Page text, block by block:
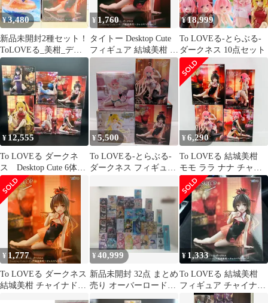
¥3,480
新品未開封2種セット！
ToLOVEる_美柑_デス
クトップキュート、浮
き輪_05
¥1,760
タイトー Desktop Cute
フィギュア 結城美柑 ～
チャイナドレスVer～
¥18,999
To LOVEる-とらぶる-
ダークネス 10点セット
¥ 12,555
To LOVEる ダークネ
ス Desktop Cute 6体セ
ット
¥5,500
To LOVEる-とらぶる-
ダークネス フィギュア
¥6,290
To LOVEる 結城美柑
モモ ララ ナナ チャイ
ナドレス ver. プライズ
フィギュア 4個まとめ
セット / とらぶる ダー
クネス Desktop Cute
TAITO タイトー
¥1,777
To LOVEる ダークネス
結城美柑 チャイナドレ
¥40,999
新品未開封 32点 まとめ
売り オーバーロード
ToLOVEる 美少女 ぬー
¥ 1,333
To LOVEる 結城美柑
フィギュア チャイナド
レスver.